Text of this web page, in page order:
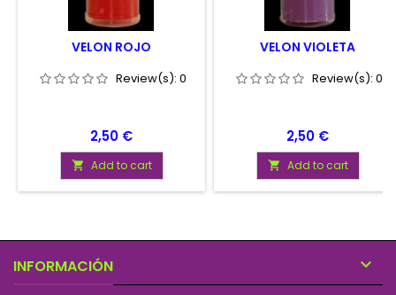
VELON ROJO
Review(s): 0
Price
2,50 €
 Add to cart
VELON VIOLETA
Review(s): 0
Price
2,50 €
 Add to cart
INFORMACIÓN 